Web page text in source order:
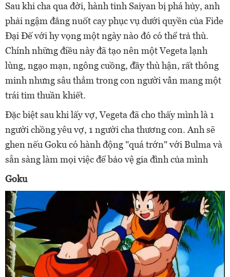
Sau khi cha qua đời, hành tinh Saiyan bị phá hủy, anh
phải ngậm đắng nuốt cay phục vụ dưới quyền của Fide
Đại Đế với hy vọng một ngày nào đó có thể trả thù.
Chính những điều này đã tạo nên một Vegeta lạnh
lùng, ngạo mạn, ngông cuồng, đầy thù hận, rất thông
minh nhưng sâu thẳm trong con người vẫn mang một
trái tim thuần khiết.
Đặc biệt sau khi lấy vợ, Vegeta đã cho thấy mình là 1
người chồng yêu vợ, 1 người cha thương con. Anh sẽ
ghen nếu Goku có hành động "quá trớn" với Bulma và
sẵn sàng làm mọi việc để bảo vệ gia đình của mình
Goku